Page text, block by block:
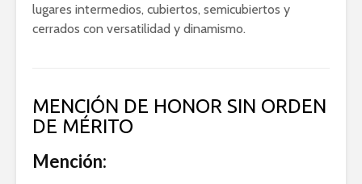
lugares intermedios, cubiertos, semicubiertos y
cerrados con versatilidad y dinamismo.
MENCIÓN DE HONOR SIN ORDEN
DE MÉRITO
Mención: